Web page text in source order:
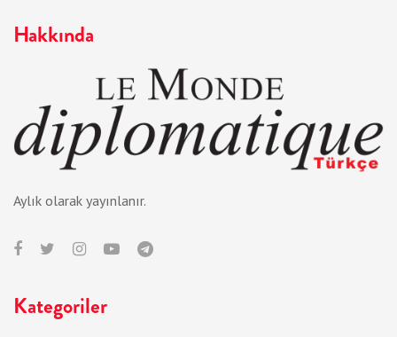
Hakkında
Aylık olarak yayınlanır.
Kategoriler